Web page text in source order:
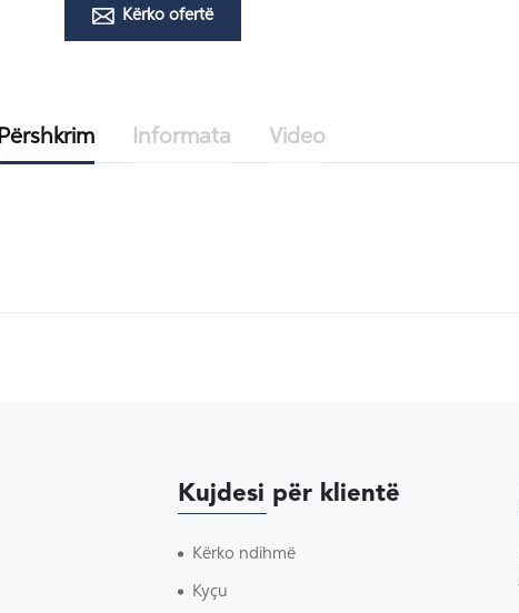
Kërko ofertë
Përshkrim Informata Video
Kujdesi për klientë
Kërko ndihmë
Kyçu